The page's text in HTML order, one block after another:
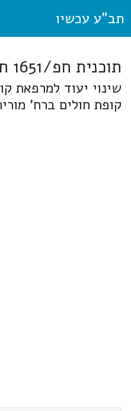
תב"ע עכשיו
תוכנית חפ/1651 חיפה
שינוי יעוד למרפאת
קופת חולים ברח' מוריה